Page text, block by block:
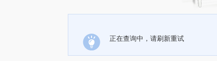
正在查询中，请刷新重试